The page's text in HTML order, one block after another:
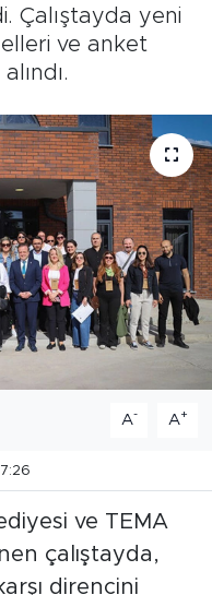
Çalıştayda yeni
ve anket
A- A+
ve TEMA
çalıştayda,
direncini